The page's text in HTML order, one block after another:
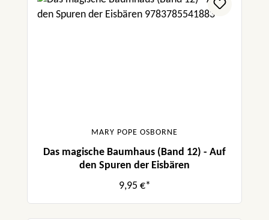
MARY POPE OSBORNE
Das magische Baumhaus (Band 12) - Auf
den Spuren der Eisbären
9,95 €*